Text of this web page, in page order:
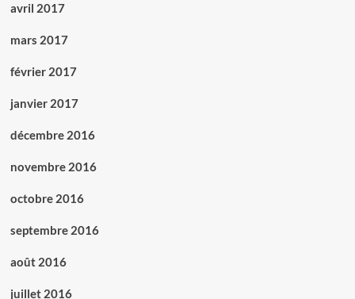
avril 2017
mars 2017
février 2017
janvier 2017
décembre 2016
novembre 2016
octobre 2016
septembre 2016
août 2016
juillet 2016